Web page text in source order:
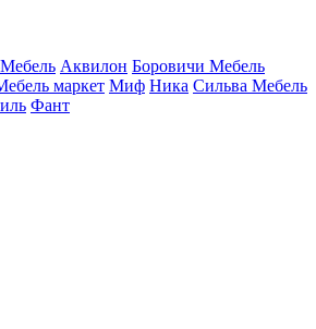
Аквилон Боровичи Мебель
маркет Миф Ника Сильва Мебель
Фант